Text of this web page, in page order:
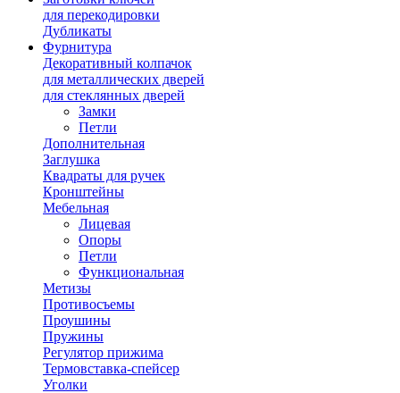
для перекодировки
Дубликаты
Фурнитура
Декоративный колпачок
для металлических дверей
для стеклянных дверей
Замки
Петли
Дополнительная
Заглушка
Квадраты для ручек
Кронштейны
Мебельная
Лицевая
Опоры
Петли
Функциональная
Метизы
Противосъемы
Проушины
Пружины
Регулятор прижима
Термовставка-спейсер
Уголки